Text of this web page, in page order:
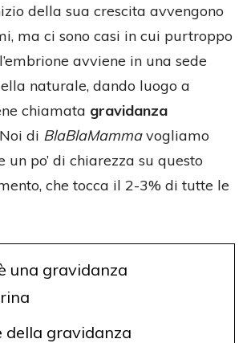
della sua crescita avvengono
ma ci sono casi in cui purtroppo
avviene in una sede
naturale, dando luogo a
chiamata gravidanza
di BlaBlaMammavogliamo
po’ di chiarezza su questo
che tocca il 2-3% di tutte le
una gravidanza
della gravidanza